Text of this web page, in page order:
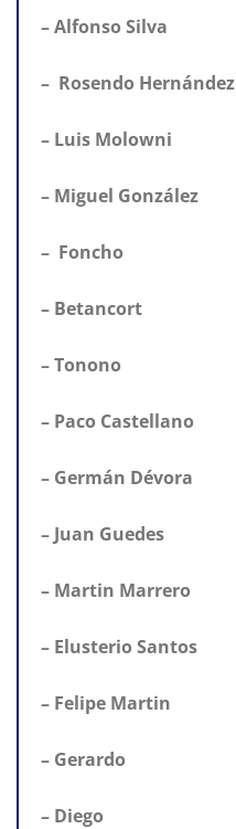
– Alfonso Silva
– Rosendo Hernández
– Luis Molowni
– Miguel González
– Foncho
– Betancort
– Tonono
– Paco Castellano
– Germán Dévora
– Juan Guedes
– Martin Marrero
– Elusterio Santos
– Felipe Martin
– Gerardo
– Diego